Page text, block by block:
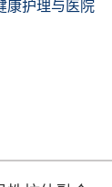
康护理与医院